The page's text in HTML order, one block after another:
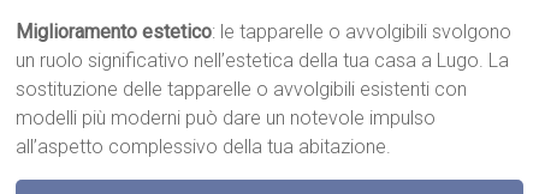
Miglioramento estetico: le tapparelle o avvolgibili svolgono
un ruolo significativo nell’estetica della tua casa a Lugo. La
sostituzione delle tapparelle o avvolgibili esistenti con
modelli più moderni può dare un notevole impulso
all’aspetto complessivo della tua abitazione.